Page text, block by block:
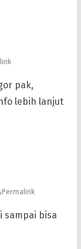
pak,
lebih lanjut
Permalink
sampai bisa